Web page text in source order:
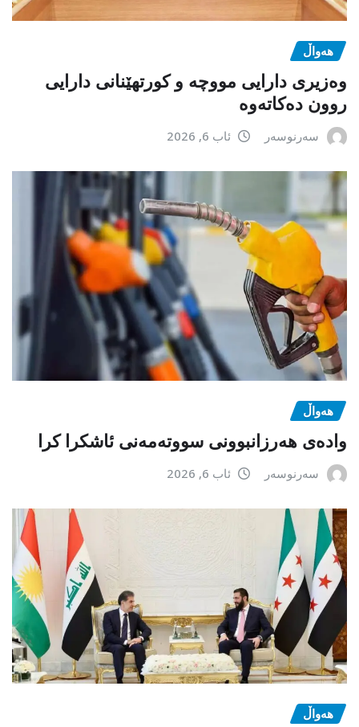
هەواڵ
وەزیری دارایی مووچە و کورتهێنانی دارایی
روون دەکاتەوە
سەرنوسەر ئاب 6, 2026
هەواڵ
وادەی هەرزانبوونی سووتەمەنی ئاشکرا کرا
سەرنوسەر ئاب 6, 2026
هەواڵ